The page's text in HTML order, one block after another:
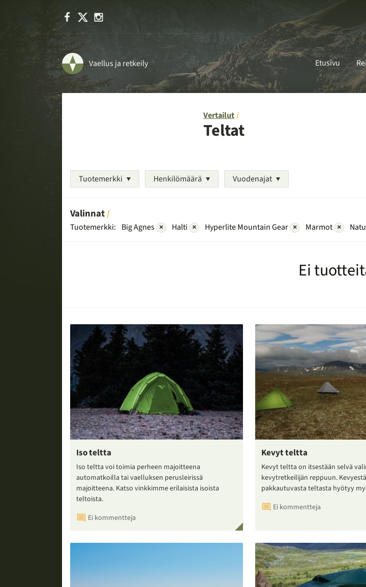
Facebook
Vaellus ja retkeily Etusivu
Vertailut
Teltat
Tuotemerkki Henkilömäärä Vuodenajat
Valinnat
Tuotemerkki: Big Agnes × Halti × Hyperlite Mountain Gear × Marmot ×
Ei
Iso teltta
Iso teltta voi toimia perheen majoitteena
automatkoilla tai vaelluksen perusleirissä
majoitteena. Katso vinkkimme erilaisista isoista
teltoista.
Ei kommentteja
Kevyt teltta
Kevyt teltta on itsestään selvä
kevytretkeilijän reppuun.
pakkautuvasta teltasta hyötyy
Ei kommentteja